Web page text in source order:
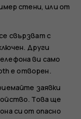
стени, или от
свързват с
Други
ви само
е отворен.
заявки
Това ще
си от опасно